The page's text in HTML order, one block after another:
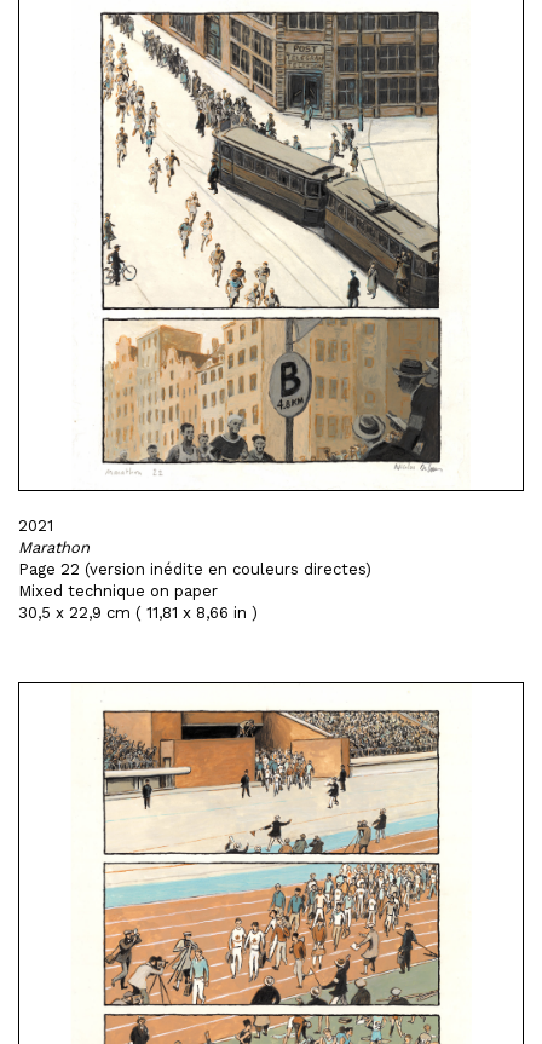
2021
Marathon
Page 22 (version inédite en couleurs directes)
Mixed technique on paper
30,5 x 22,9 cm ( 11,81 x 8,66 in )